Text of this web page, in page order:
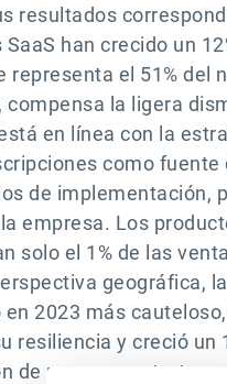
resultados
SaaS han crecido un
representa el 51%
compensa la ligera
en línea con la
como
de implementación,
empresa. Los
solo el 1% de las
geográfica,
en 2023 más
resiliencia y creció un
de nuevos contratos